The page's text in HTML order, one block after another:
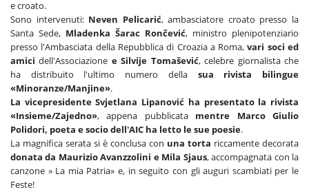
e croato.
Sono intervenuti:Neven Pelicarić, ambasciatore croato presso la
Santa Sede, Mladenka Šarac Rončević, ministro plenipotenziario
presso l'Ambasciata della Repubblica di Croazia a Roma,vari soci ed
amici dell'Associazione e Silvije Tomašević, celebre giornalista che
ha distribuito l'ultimo numero della sua rivista bilingue
«Minoranze/Manjine».
La vicepresidente Svjetlana Lipanović ha presentato la rivista
«Insieme/Zajedno», appena pubblicata mentre Marco Giulio
Polidori, poeta e socio dell'AIC ha letto le sue poesie.
La magnifica serata si è conclusa con una torta riccamente decorata
donata da Maurizio Avanzzolini e Mila Sjaus, accompagnata con la
canzone » La mia Patria» e, in seguito con gli auguri scambiati per le
Feste!